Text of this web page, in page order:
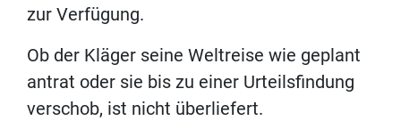
zur Verfügung.
Ob der Kläger seine Weltreise wie geplant
antrat oder sie bis zu einer Urteilsfindung
verschob, ist nicht überliefert.